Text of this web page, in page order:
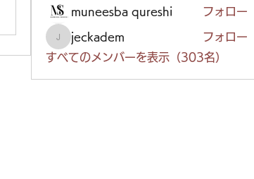
muneesba qureshi フォロー
jeckadem
jeckadem
フォロー
すべてのメンバーを表示（303名）